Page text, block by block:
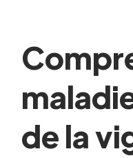
de la